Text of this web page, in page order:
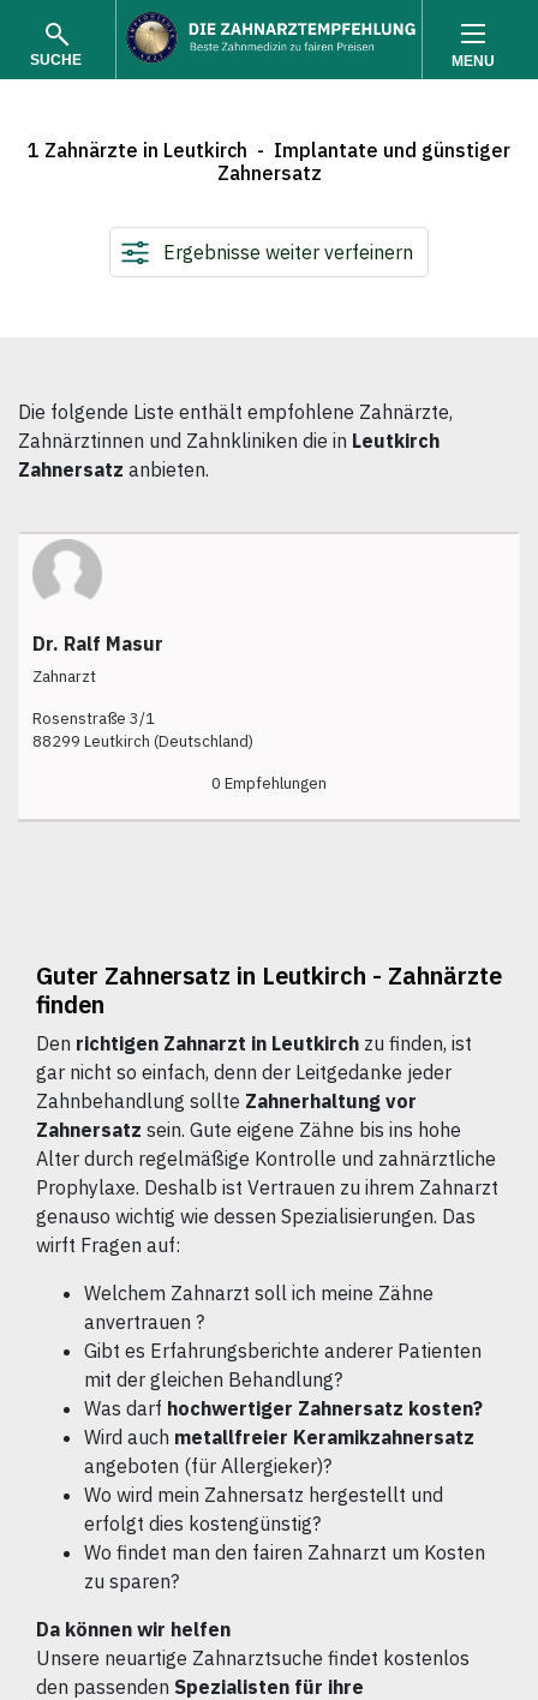
SUCHE MENU
1 Zahnärzte in Leutkirch - Implantate und günstiger
Zahnersatz
Ergebnisse weiter verfeinern
Die folgende Liste enthält empfohlene Zahnärzte,
Zahnärztinnen und Zahnkliniken die in Leutkirch
Zahnersatz anbieten.
Dr. Ralf Masur
Zahnarzt
Rosenstraße 3/1
88299 Leutkirch (Deutschland)
0 Empfehlungen
Guter Zahnersatz in Leutkirch - Zahnärzte
finden
Den richtigen Zahnarzt in Leutkirch zu finden, ist
gar nicht so einfach, denn der Leitgedanke jeder
Zahnbehandlung sollte Zahnerhaltung vor
Zahnersatz sein. Gute eigene Zähne bis ins hohe
Alter durch regelmäßige Kontrolle und zahnärztliche
Prophylaxe. Deshalb ist Vertrauen zu ihrem Zahnarzt
genauso wichtig wie dessen Spezialisierungen. Das
wirft Fragen auf:
Welchem Zahnarzt soll ich meine Zähne
anvertrauen ?
Gibt es Erfahrungsberichte anderer Patienten
mit der gleichen Behandlung?
Was darf hochwertiger Zahnersatz kosten?
Wird auch metallfreier Keramikzahnersatz
angeboten (für Allergieker)?
Wo wird mein Zahnersatz hergestellt und
erfolgt dies kostengünstig?
Wo findet man den fairen Zahnarzt um Kosten
zu sparen?
Da können wir helfen
Unsere neuartige Zahnarztsuche findet kostenlos
den passenden Spezialisten für ihre